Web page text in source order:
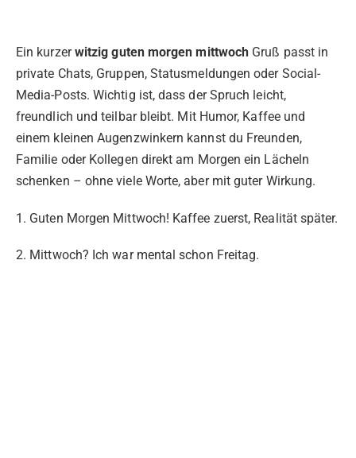
Ein kurzerwitzig guten morgen mittwoch Gruß passt in
private Chats, Gruppen, Statusmeldungen oder Social-
Media-Posts. Wichtig ist, dass der Spruch leicht,
freundlich und teilbar bleibt. Mit Humor, Kaffee und
einem kleinen Augenzwinkern kannst du Freunden,
Familie oder Kollegen direkt am Morgen ein Lächeln
schenken – ohne viele Worte, aber mit guter Wirkung.
1. Guten Morgen Mittwoch! Kaffee zuerst, Realität später.
2. Mittwoch? Ich war mental schon Freitag.